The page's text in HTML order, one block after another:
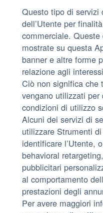
Questo tipo di servizi
dell’Utente per
commerciale.
mostrate su questa
banner e altre forme
relazione agli
Ciò non significa che
vengano utilizzati
condizioni di utilizzo
Alcuni dei servizi di
utilizzare Strumenti
identificare l’Utente,
behavioral
pubblicitari
al comportamento
prestazioni degli
Per avere maggiori